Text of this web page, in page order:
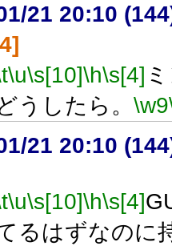
21 20:10
\u\s[10]\h\s[4]
うしたら。 \w9
21 20:10
\u\s[10]\h\s[4]
るはずなのに